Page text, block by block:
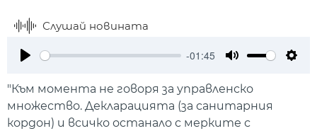
Слушай новината
-01:45
"Към момента не говоря за управленско
множество. Декларацията (за санитарния
кордон) и всичко останало с мерките с